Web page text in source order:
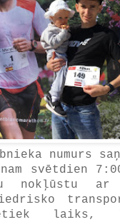
numurs
svētdien
nokļūstu ar
laiks,